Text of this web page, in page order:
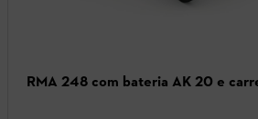
RMA 248 com bateria AK 20 e